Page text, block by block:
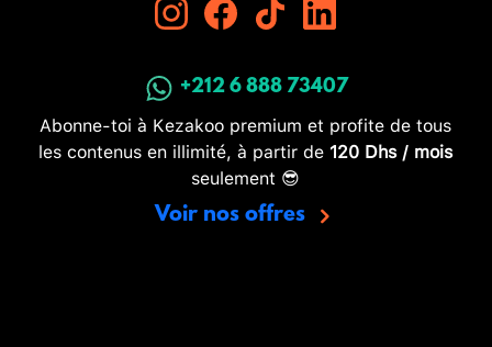
+212 6 888 73407
Abonne-toi à Kezakoo premium et profite de tous
les contenus en illimité, à partir de 120 Dhs / mois
seulement 😎
Voir nos offres